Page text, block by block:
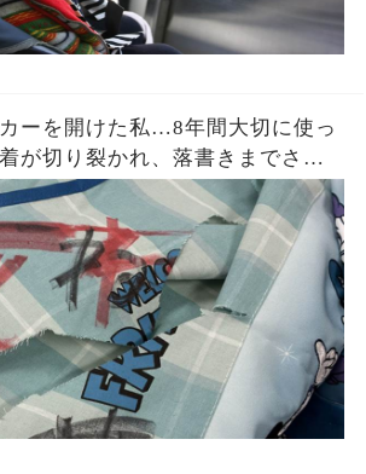
ーを開けた私…8年間大切に使っ
が切り裂かれ、落書きまでされ
士でこんなことを？」と思った
写真と記録が、後日すべてを変え